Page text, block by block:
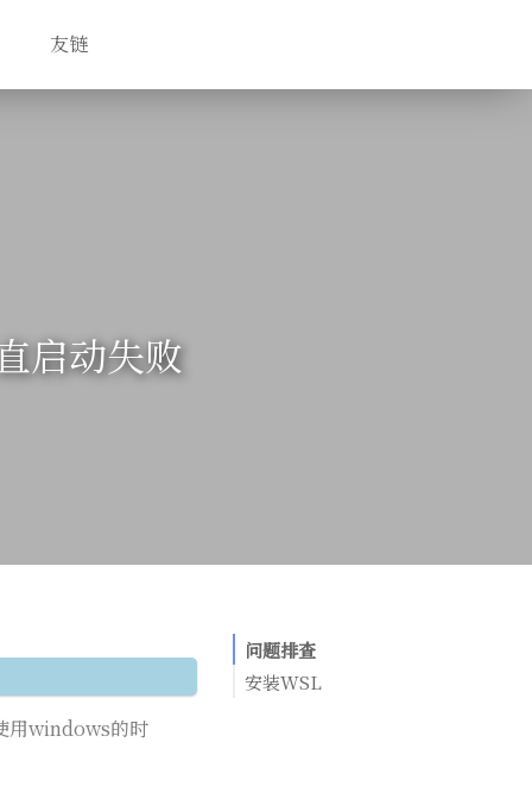
友链
启动失败
用windows的时
问题排查
安装WSL